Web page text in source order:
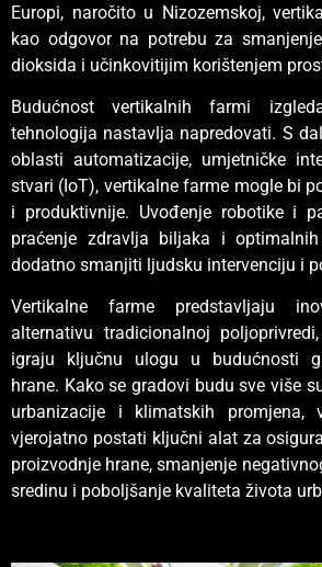
Europi, naročito u Nizozemskoj,
kao odgovor na potrebu za
dioksida i učinkovitijim korištenjem
Budućnost vertikalnih farmi
tehnologija nastavlja napredovati. S
oblasti automatizacije, umjetničke
stvari (IoT), vertikalne farme mogle bi
i produktivnije. Uvođenje robotike i
praćenje zdravlja biljaka i
dodatno smanjiti ljudsku intervenciju i
Vertikalne farme predstavljaju
alternativu tradicionalnoj
igraju ključnu ulogu u budućnosti
hrane. Kako se gradovi budu sve više
urbanizacije i klimatskih promjena,
vjerojatno postati ključni alat za
proizvodnje hrane, smanjenje
sredinu i poboljšanje kvaliteta života